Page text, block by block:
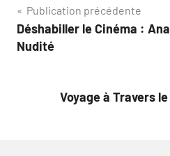
Navigation
de
Publication précédente
Déshabiller le Cinéma :
Nudité
Voyage à Travers